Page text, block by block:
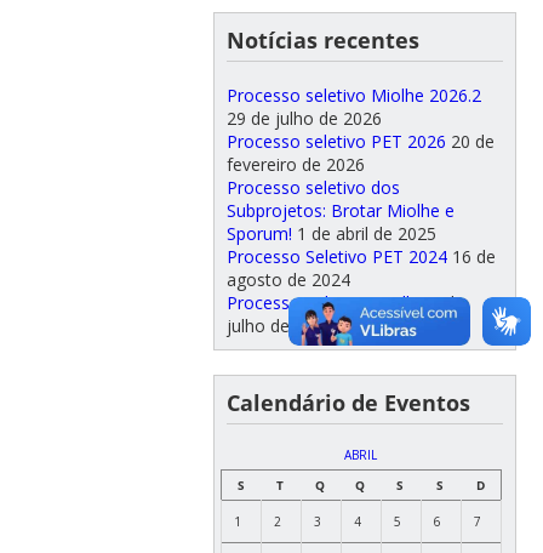
Notícias recentes
Processo seletivo Miolhe 2026.2
29 de julho de 2026
Processo seletivo PET 2026 20 de
fevereiro de 2026
Processo seletivo dos
Subprojetos: Brotar Miolhe e
Sporum! 1 de abril de 2025
Processo Seletivo PET 2024 16 de
agosto de 2024
Processo Seletivo Miolhe 1 de
julho de 2024
Calendário de Eventos
ABRIL
S
T Q Q S S D
1 2 3 4 5 6 7